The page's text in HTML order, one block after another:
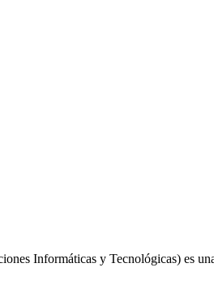
Informáticas y Tecnológicas) es